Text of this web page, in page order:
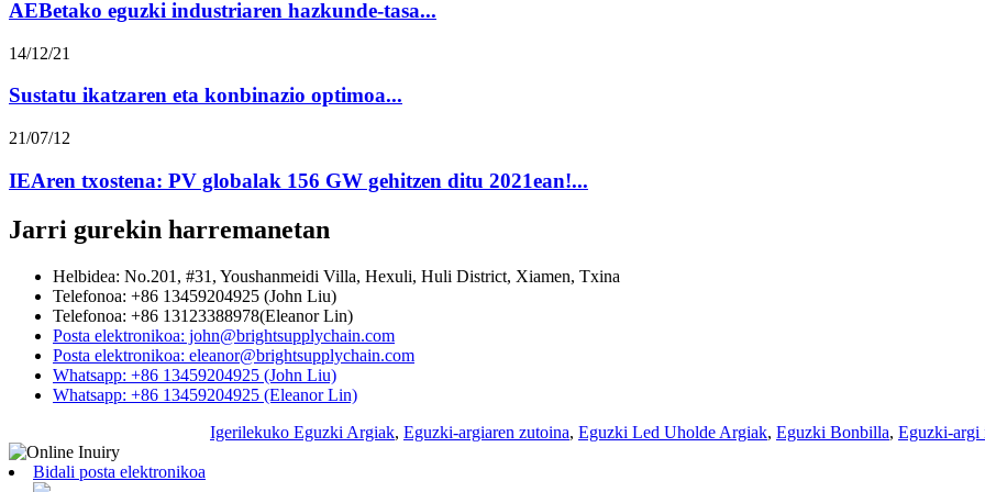
AEBetako eguzki industriaren hazkunde-tasa...
14/12/21
Sustatu ikatzaren eta konbinazio optimoa...
21/07/12
IEAren txostena: PV globalak 156 GW gehitzen ditu 2021ean!...
Jarri gurekin harremanetan
Helbidea: No.201, #31, Youshanmeidi Villa, Hexuli, Huli District, Xiamen, Txina
Telefonoa: +86 13459204925 (John Liu)
Telefonoa: +86 13123388978(Eleanor Lin)
Posta elektronikoa: john@brightsupplychain.com
Posta elektronikoa: eleanor@brightsupplychain.com
Whatsapp: +86 13459204925 (John Liu)
Whatsapp: +86 13459204925 (Eleanor Lin)
Igerilekuko Eguzki Argiak, Eguzki-argiaren zutoina, Eguzki Led Uholde Argiak, Eguzki Bonbilla, Eguzki-argi
Bidali posta elektronikoa